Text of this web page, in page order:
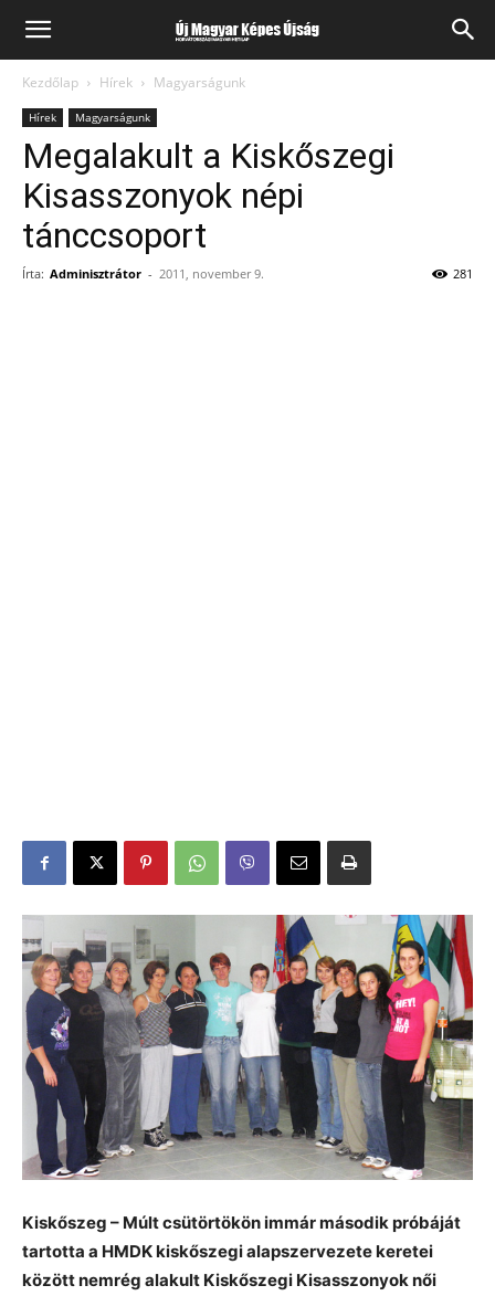
Kezdőlap Hírek Magyarságunk
Hírek Magyarságunk
Megalakult a Kiskőszegi
Kisasszonyok népi
tánccsoport
Írta: Adminisztrátor - 2011, november 9. 281
Kiskőszeg – Múlt csütörtökön immár második próbáját
tartotta a HMDK kiskőszegi alapszervezete keretei
között nemrég alakult Kiskőszegi Kisasszonyok női